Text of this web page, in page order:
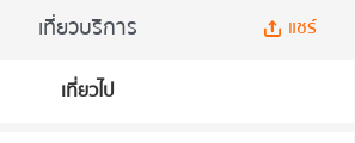
เที่ยวบริการ แชร์
เที่ยวไป